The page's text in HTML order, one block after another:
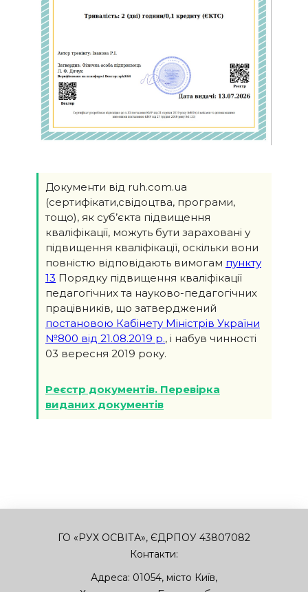
Документи від ruh.com.ua
(сертифікати,свідоцтва, програми,
тощо), як суб’єкта підвищення
кваліфікації, можуть бути зараховані у
підвищення кваліфікації, оскільки вони
повністю відповідають вимогам пункту
13 Порядку підвищення кваліфікації
педагогічних та науково-педагогічних
працівників, що затверджений
постановою Кабінету Міністрів України
№800 від 21.08.2019 р., і набув чинності
03 вересня 2019 року.
Реєстр документів. Перевірка
виданих документів
ГО «РУХ ОСВІТА», ЄДРПОУ 43807082
Контакти:
Адреса: 01054, місто Київ,